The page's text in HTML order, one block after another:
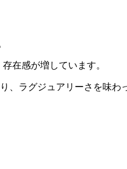
在感が増しています。
ラグジュアリーさを味わ